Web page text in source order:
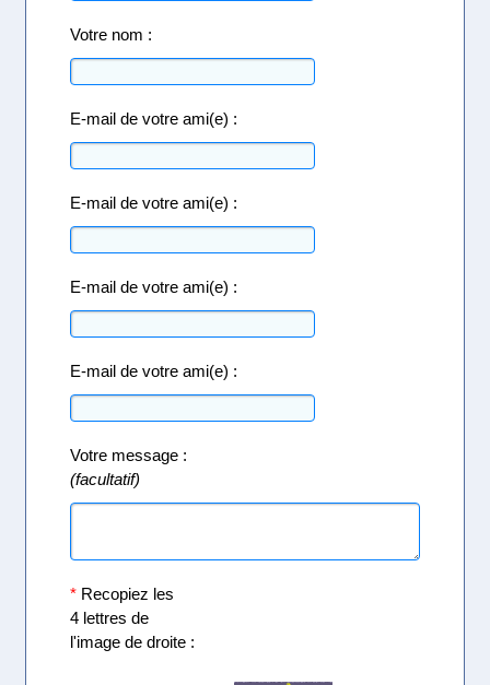
Votre nom :
E-mail de votre ami(e) :
E-mail de votre ami(e) :
E-mail de votre ami(e) :
E-mail de votre ami(e) :
Votre message :
(facultatif)
* Recopiez les
4 lettres de
l'image de droite :